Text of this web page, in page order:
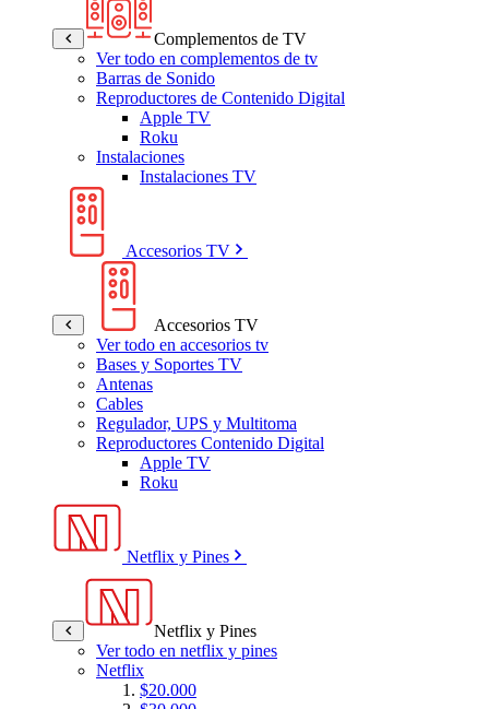
Complementos de TV
Ver todo en complementos de tv
Barras de Sonido
Reproductores de Contenido Digital
Apple TV
Roku
Instalaciones
Instalaciones TV
Accesorios TV
Accesorios TV
Ver todo en accesorios tv
Bases y Soportes TV
Antenas
Cables
Regulador, UPS y Multitoma
Reproductores Contenido Digital
Apple TV
Roku
Netflix y Pines
Netflix y Pines
Ver todo en netflix y pines
Netflix
$20.000